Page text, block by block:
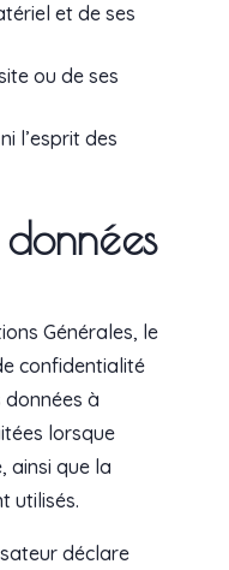
et de ses
ou de ses
l’esprit des
Générales, le
confidentialité
à
lorsque
ainsi que la
utilisés.
déclare